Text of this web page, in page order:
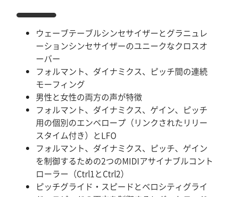
マイアカウント
ウェーブテーブルシンセサイザーとグラニュレ
ーションシンセサイザーのユニークなクロスオ
ーバー
フォルマント、ダイナミクス、ピッチ間の連続
モーフィング
男性と女性の両方の声が特徴
フォルマント、ダイナミクス、ゲイン、ピッチ
用の個別のエンベロープ（リンクされたリリー
スタイム付き）とLFO
フォルマント、ダイナミクス、ピッチ、ゲイン
を制御するための2つのMIDIアサイナブルコント
ローラー（Ctrl1とCtrl2）
ピッチグライド・スピードとベロシティグライ